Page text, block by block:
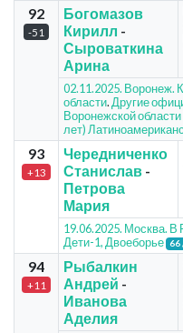
92
-51
Богомазов
Кирилл -
Сыроваткина
Арина
02.11.2025. Воронеж.
области. Другие
Воронежской
лет)
93
+13
Чередниченко
Станислав-
Петрова
Мария
19.06.2025. Москва.
Дети-1, Двоеборье 66
94
+11
Рыбалкин
Андрей -
Иванова
Аделия